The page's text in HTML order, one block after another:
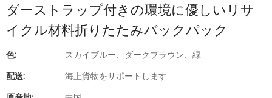
ダーストラップ付きの環境に優しいリサ
イクル材料折りたたみバックパック
色:
スカイブルー、ダークブラウン、緑
配送:
海上貨物をサポートします